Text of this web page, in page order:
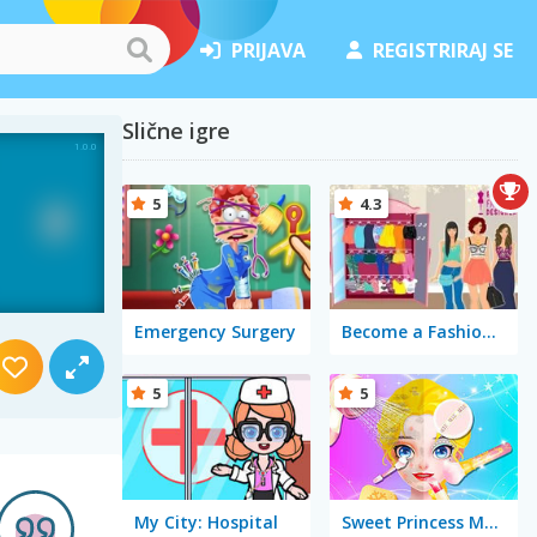
PRIJAVA REGISTRIRAJ SE
Slične igre
Emergency Surgery
5
Become a Fashion Designer
4.3
My City: Hospital
5
Sweet Princess Makeup Party
5